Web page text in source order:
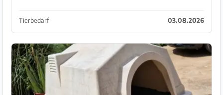
Tierbedarf 03.08.2026